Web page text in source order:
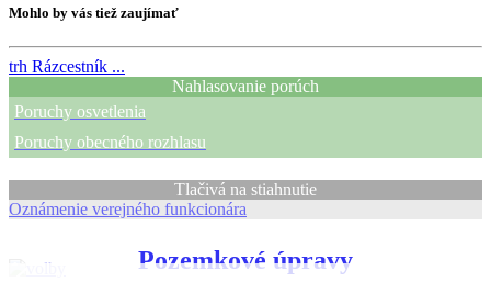
Mohlo by vás tiež zaujímať
trh Rázcestník ...
Nahlasovanie porúch
Poruchy osvetlenia
Poruchy obecného rozhlasu
Tlačivá na stiahnutie
Oznámenie verejného funkcionára
Pozemkové úpravy